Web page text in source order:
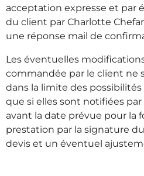
acceptation expresse et par
du client par Charlotte
une réponse mail de
Les éventuelles
commandée par le client ne
dans la limite des
que si elles sont notifiées par
avant la date prévue pour la
prestation par la signature
devis et un éventuel